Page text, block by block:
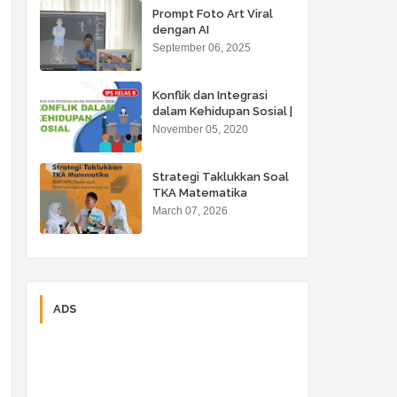
Prompt Foto Art Viral
dengan AI
September 06, 2025
Konflik dan Integrasi
dalam Kehidupan Sosial |
Bab. 2 IPS 8
November 05, 2020
Strategi Taklukkan Soal
TKA Matematika
March 07, 2026
ADS